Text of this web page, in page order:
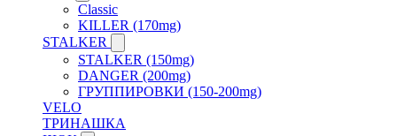
Classic
KILLER (170mg)
STALKER
STALKER (150mg)
DANGER (200mg)
ГРУППИРОВКИ (150-200mg)
VELO
ТРИНАШКА